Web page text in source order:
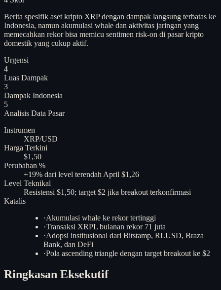
Berita spesifik aset kripto XRP dengan dampak langsung terbatas ke
Indonesia, namun akumulasi whale dan aktivitas jaringan yang
memecahkan rekor bisa memicu sentimen risk-on di pasar kripto
domestik yang cukup aktif.
Urgensi
4
Luas Dampak
3
Dampak Indonesia
5
Analisis Data Pasar
Instrumen
XRP/USD
Harga Terkini
$1,50
Perubahan %
+19% dari level terendah April $1,26
Level Teknikal
Resistensi $1,50; target $2 jika breakout terkonfirmasi
Katalis
·Akumulasi whale ke rekor tertinggi
·Transaksi XRPL bulanan rekor 71 juta
·Adopsi institusional dari Bitstamp, RLUSD, Braza
Bank, dan DeFi
·Pola ascending triangle dengan target breakout ke $2
Ringkasan Eksekutif